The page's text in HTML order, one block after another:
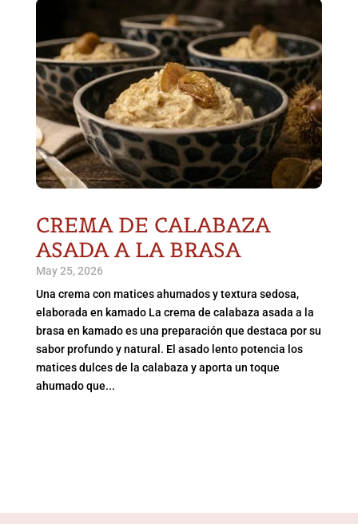
CREMA DE CALABAZA
ASADA A LA BRASA
May 25, 2026
Una crema con matices ahumados y textura sedosa,
elaborada en kamado La crema de calabaza asada a la
brasa en kamado es una preparación que destaca por su
sabor profundo y natural. El asado lento potencia los
matices dulces de la calabaza y aporta un toque
ahumado que...